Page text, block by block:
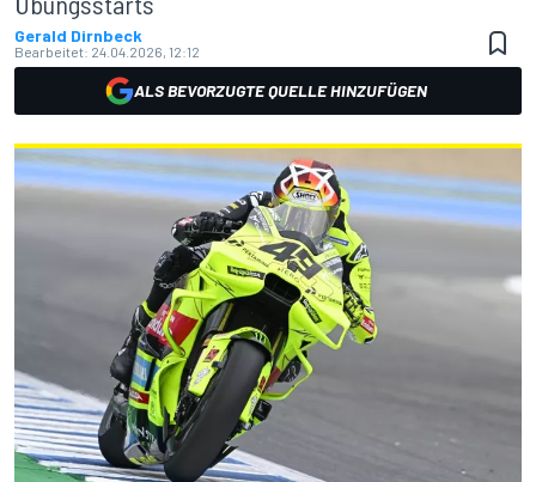
Gerald Dirnbeck
Bearbeitet: 24.04.2026, 12:12
ALS BEVORZUGTE QUELLE HINZUFÜGEN